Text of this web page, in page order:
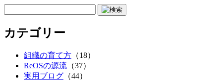
カテゴリー
組織の育て方 （18）
ReOSの源流 （37）
実用ブログ （44）